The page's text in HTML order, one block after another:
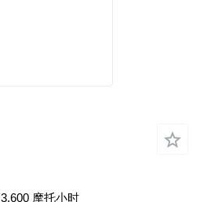
3,600 摩托小时